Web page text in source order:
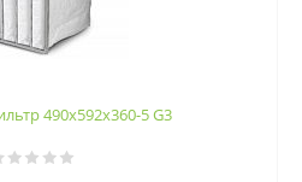
490х592х360-5 G3